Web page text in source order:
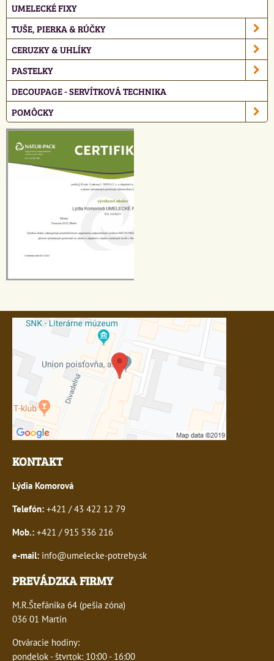
UMELECKÉ FIXY
TUŠE, PIERKA & RÚČKY
CERUZKY & UHLÍKY
PASTELKY
DECOUPAGE - SERVÍTKOVÁ TECHNIKA
POMÔCKY
KONTAKT
Lýdia Komorová
Telefón: +421 / 43 422 12 79
Mob.: +421 / 915 536 216
e-mail: info@umelecke-potreby.sk
PREVÁDZKA FIRMY
M.R.Štefánika 64 (pešia zóna)
036 01 Martin
Otváracie hodiny:
pondelok - štvrtok: 10:00 - 16:00